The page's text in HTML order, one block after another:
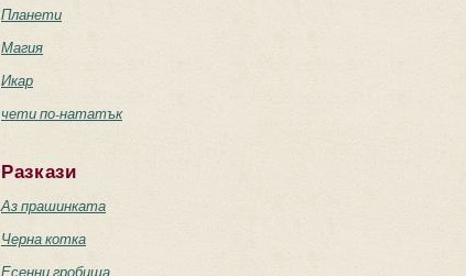
Планети
Магия
Икар
чети по-нататък
Разкази
Аз прашинката
Черна котка
Есенни гробища